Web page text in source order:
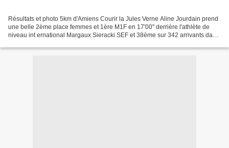
Résultats et photo 5km d'Amiens Courir la Jules Verne Aline Jourdain prend
une belle 2ème place femmes et 1ère M1F en 17'00'' derrière l'athlète de
niveau int ernational Margaux Sieracki SEF et 38ème sur 342 arrivants dans